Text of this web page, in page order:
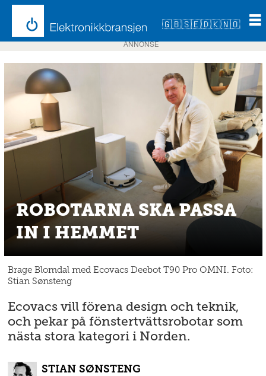
🇬🇧🇸🇪🇩🇰🇳🇴
ANNONSE
ROBOTARNA SKA PASSA
IN I HEMMET
Brage Blomdal med Ecovacs Deebot T90 Pro OMNI. Foto:
Stian Sønsteng
Ecovacs vill förena design och teknik,
och pekar på fönstertvättsrobotar som
nästa stora kategori i Norden.
STIAN SØNSTENG